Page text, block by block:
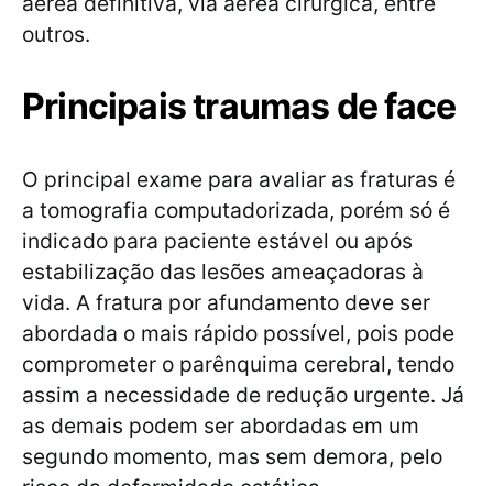
outros.
Principais traumas de face
O principal exame para avaliar as fraturas é
a tomografia computadorizada, porém só é
indicado para paciente estável ou após
estabilização das lesões ameaçadoras à
vida. A fratura por afundamento deve ser
abordada o mais rápido possível, pois pode
comprometer o parênquima cerebral, tendo
assim a necessidade de redução urgente. Já
as demais podem ser abordadas em um
segundo momento, mas sem demora, pelo